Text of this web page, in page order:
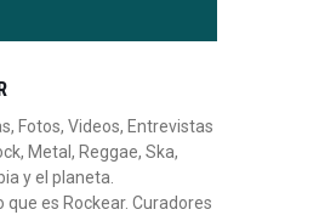
Fotos, Videos, Entrevistas
Metal, Reggae, Ska,
y el planeta.
que es Rockear. Curadores